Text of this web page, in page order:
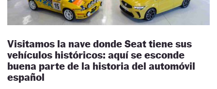
Visitamos la nave donde Seat tiene sus
vehículos históricos: aquí se esconde
buena parte de la historia del automóvil
español